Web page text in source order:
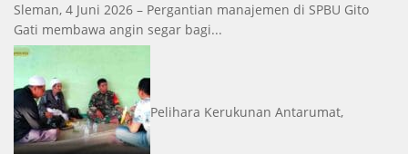
Sleman, 4 Juni 2026 – Pergantian manajemen di SPBU Gito
Gati membawa angin segar bagi...
Pelihara Kerukunan Antarumat,